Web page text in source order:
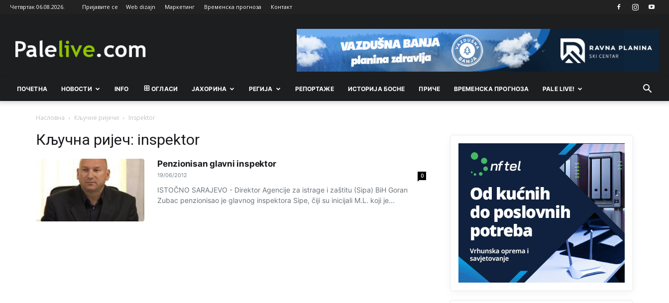
Четвртак 06.08.2026. Пријавите се Web dizajn Маркетинг Временска прогноза Контакт
ПОЧЕТНА НОВОСТИ INFO ОГЛАСИ ЈАХОРИНА РEГИЈА РEПОРТАЖE ИСТОРИЈА БОСНЕ ПРИЧЕ ВРEМEНСКА ПРОГНОЗА PALE LIVE!
Насловна Кључне ријечи Inspektor
Кључна ријеч: inspektor
Penzionisan glavni inspektor
19/06/2012 0
ISTOČNO SARAJEVO - Direktor Agencije za istrage i zaštitu (Sipa) BiH Goran
Zubac penzionisao je glavnog inspektora Sipe, čiji su inicijali M.L. koji je...
šalju poštom a da ne dolaze? Kurko
Анонимно2807791 11:39
БиХ није гласала да је тзв.Косово држава.
Анонимно2807895 12:16
Drzi pod kontrolom tri stvari jezik,karakter i
ponasanje...Uzivotu brani tri stvari:cast,prijatelja i
zivota iskljuci tri stvari uvredu,neznanje
zavist.Sve dok si ziv gaji tri stvari
dobrotu,pamet i prijateljstvo!!
Анонимно2806721 12:39
791 BiH nije priznala Kosovo kao nezavisnu
državu jer genocidna tvorevina pravi smetnju a
recimo Srbija je davno
priznala.Na svakom
proizvodu iz Srbije stoji -uvoznik za Kosovo
Анонимно2806721 12:45
Sve i da se nekim čudom vojska Srbije "vrati" na